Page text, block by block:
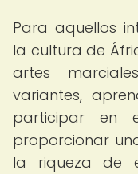
Para aquellos
la cultura de
artes
variantes,
participar en
proporcionar
la riqueza de